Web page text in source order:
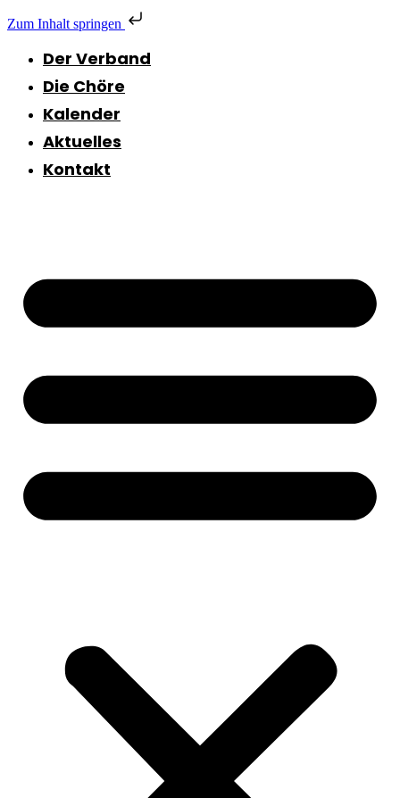
Zum Inhalt springen
Der Verband
Die Chöre
Kalender
Aktuelles
Kontakt